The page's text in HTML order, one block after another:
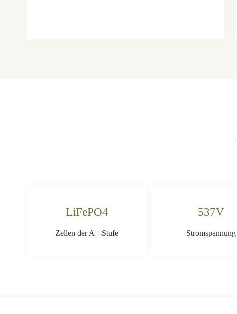
LiFePO4
Zellen der A+-Stufe
537V
Stromspannung